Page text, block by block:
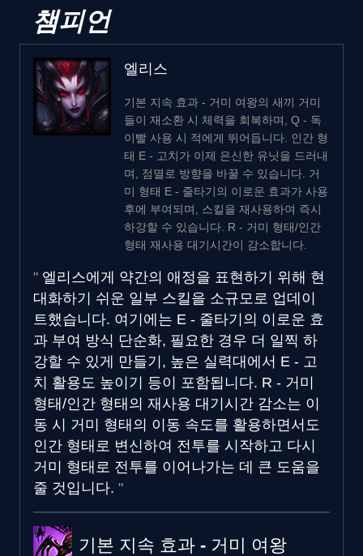
챔피언
엘리스
기본 지속 효과 - 거미 여왕의 새끼 거미
들이 재소환 시 체력을 회복하며, Q - 독
이빨 사용 시 적에게 뛰어듭니다. 인간 형
태 E - 고치가 이제 은신한 유닛을 드러내
며, 점멸로 방향을 바꿀 수 있습니다. 거
미 형태 E - 줄타기의 이로운 효과가 사용
후에 부여되며, 스킬을 재사용하여 즉시
하강할 수 있습니다. R - 거미 형태/인간
형태 재사용 대기시간이 감소합니다.
엘리스에게 약간의 애정을 표현하기 위해 현
대화하기 쉬운 일부 스킬을 소규모로 업데이
트했습니다. 여기에는 E - 줄타기의 이로운 효
과 부여 방식 단순화, 필요한 경우 더 일찍 하
강할 수 있게 만들기, 높은 실력대에서 E - 고
치 활용도 높이기 등이 포함됩니다. R - 거미
형태/인간 형태의 재사용 대기시간 감소는 이
동 시 거미 형태의 이동 속도를 활용하면서도
인간 형태로 변신하여 전투를 시작하고 다시
거미 형태로 전투를 이어나가는 데 큰 도움을
줄 것입니다.
기본 지속 효과 - 거미 여왕